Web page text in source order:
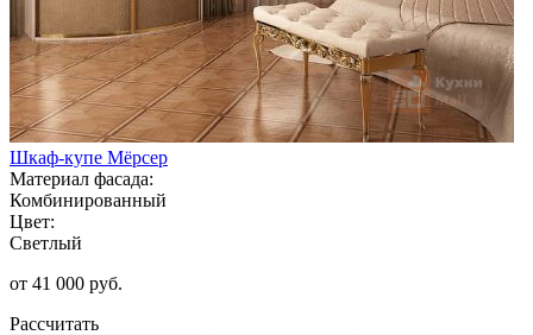
Шкаф-купе Мёрсер
Материал фасада:
Комбинированный
Цвет:
Светлый
от 41 000 руб.
Рассчитать